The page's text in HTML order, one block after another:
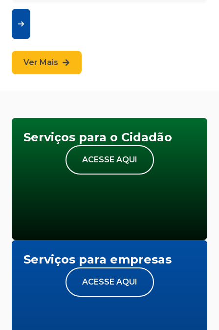
Ver Mais
Serviços para o Cidadão
ACESSE AQUI
Serviços para empresas
ACESSE AQUI